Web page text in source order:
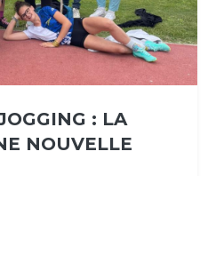
: LA
NOUVELLE